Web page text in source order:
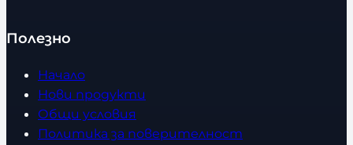
Полезно
Начало
Нови продукти
Общи условия
Политика за поверителност